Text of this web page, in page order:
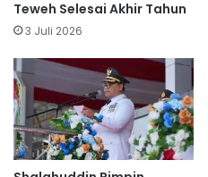
Teweh Selesai Akhir Tahun
3 Juli 2026